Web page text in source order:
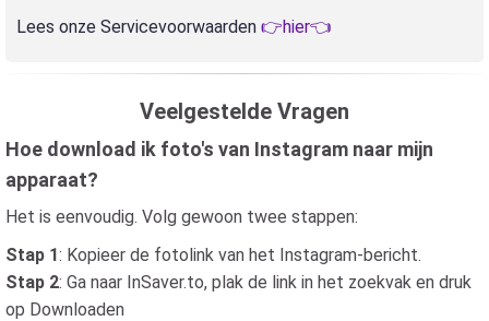
Lees onze Servicevoorwaarden 👉hier👈
Veelgestelde Vragen
Hoe download ik foto's van Instagram naar mijn
apparaat?
Het is eenvoudig. Volg gewoon twee stappen:
Stap 1: Kopieer de fotolink van het Instagram-bericht.
Stap 2: Ga naar InSaver.to, plak de link in het zoekvak en druk
op Downloaden